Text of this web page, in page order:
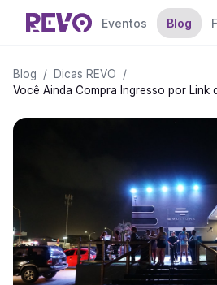
Eventos Blog
Blog / Dicas REVO
/
Você Ainda Compra Ingresso por Link